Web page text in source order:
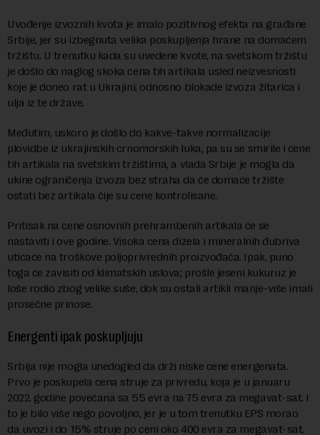
Uvođenje izvoznih kvota je imalo pozitivnog efekta na građane
Srbije, jer su izbegnuta velika poskupljenja hrane na domaćem
tržištu. U trenutku kada su uvedene kvote, na svetskom tržištu
je došlo do naglog skoka cena tih artikala usled neizvesnosti
koje je doneo rat u Ukrajini, odnosno blokade izvoza žitarica i
ulja iz te države.
Međutim, uskoro je došlo do kakve-takve normalizacije
plovidbe iz ukrajinskih crnomorskih luka, pa su se smirile i cene
tih artikala na svetskim tržištima, a vlada Srbije je mogla da
ukine ograničenja izvoza bez straha da će domaće tržište
ostati bez artikala čije su cene kontrolisane.
Pritisak na cene osnovnih prehrambenih artikala će se
nastaviti i ove godine. Visoka cena dizela i mineralnih đubriva
uticaće na troškove poljoprivrednih proizvođača. Ipak, puno
toga će zavisiti od klimatskih uslova; prošle jeseni kukuruz je
loše rodio zbog velike suše, dok su ostali artikli manje-više imali
prosečne prinose.
Energenti ipak poskupljuju
Srbija nije mogla unedogled da drži niske cene energenata.
Prvo je poskupela cena struje za privredu, koja je u januaru
2022. godine povećana sa 55 evra na 75 evra za megavat-sat. I
to je bilo više nego povoljno, jer je u tom trenutku EPS morao
da uvozi i do 15% struje po ceni oko 400 evra za megavat-sat.